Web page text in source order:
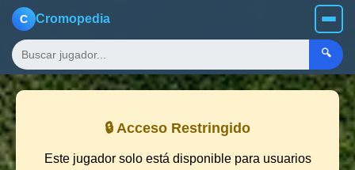
C Cromopedia
🔍
🔒 Acceso Restringido
Este jugador solo está disponible para usuarios